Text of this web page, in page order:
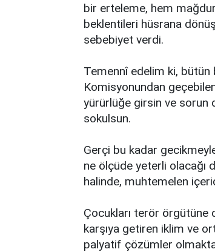
bir erteleme, hem
beklentileri hüsrana
sebebiyet verdi.
Temennî edelim ki,
Komisyonundan
yürürlüğe girsin ve sorun
sokulsun.
Gerçi bu kadar
ne ölçüde yeterli olacağı
halinde, muhtemelen
Çocukları terör örgütüne
karşıya getiren iklim ve
palyatif çözümler